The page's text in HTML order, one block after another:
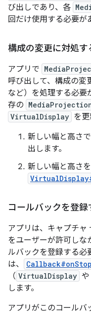
び出しであり、各
回だけ使用する必要が
構成の変更に対処す
アプリで
呼び出して、構成の変
など）を処理する必要
存の
VirtualDisplay を更
新しい幅と高さで
出します。
新しい幅と高さ
コールバックを登録
アプリは、キャプチャ
をユーザーが許可しな
ルバックを登録する必
は、
Callback#onStop
（ VirtualDisplay や
します。
アプリがこのコールバ